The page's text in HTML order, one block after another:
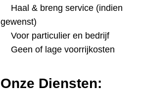
Haal & breng service (indien
gewenst)
Voor particulier en bedrijf
Geen of lage voorrijkosten
Onze Diensten: